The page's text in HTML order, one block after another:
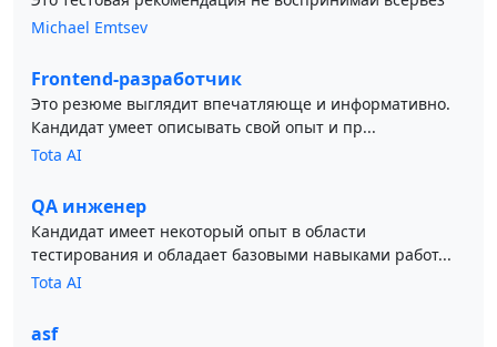
Michael Emtsev
Frontend-разработчик
Это резюме выглядит впечатляюще и информативно.
Кандидат умеет описывать свой опыт и пр...
Tota AI
QA инженер
Кандидат имеет некоторый опыт в области
тестирования и обладает базовыми навыками работ...
Tota AI
asf